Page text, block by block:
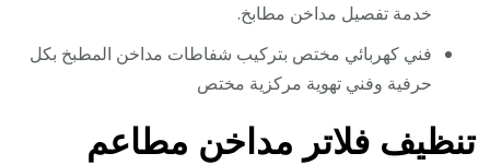
خدمة تفصيل مداخن مطابخ.
فني كهربائي مختص بتركيب شفاطات مداخن المطبخ بكل
حرفية وفني تهوية مركزية مختص
تنظيف فلاتر مداخن مطاعم